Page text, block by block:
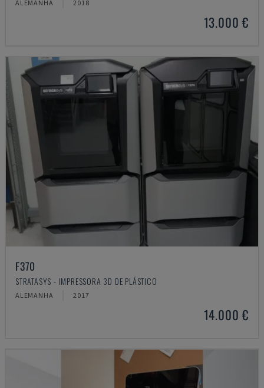
ALEMANHA 2018
13.000 €
F370
STRATASYS - IMPRESSORA 3D DE PLÁSTICO
ALEMANHA 2017
14.000 €